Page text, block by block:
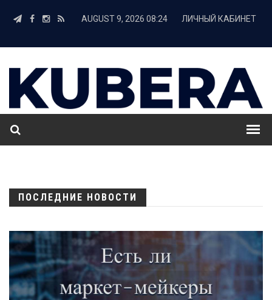
AUGUST 9, 2026 08:24 ЛИЧНЫЙ КАБИНЕТ
ПОСЛЕДНИЕ НОВОСТИ